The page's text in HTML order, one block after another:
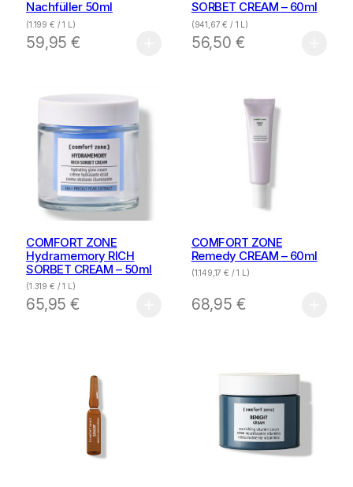
Nachfüller 50ml
(1.199 € / 1 L)
59,95€
SORBET CREAM – 60ml
(941,67€ / 1 L)
56,50 €
COMFORT ZONE
Hydramemory RICH
SORBET CREAM – 50ml
(1.319 € / 1 L)
65,95€
COMFORT ZONE
Remedy CREAM – 60ml
(1.149,17€ / 1 L)
68,95 €